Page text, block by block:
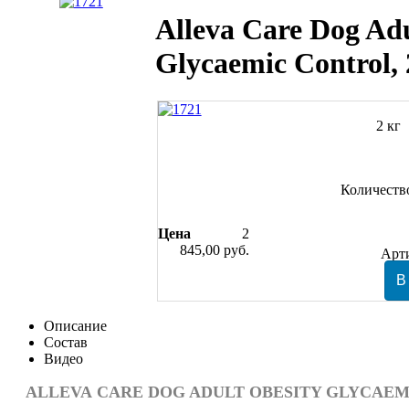
Alleva Care Dog
Glycaemic Control,
2 кг
Цена
2
845,00 руб.
Описание
Состав
Видео
ALLEVA CARE DOG ADULT OBESITY